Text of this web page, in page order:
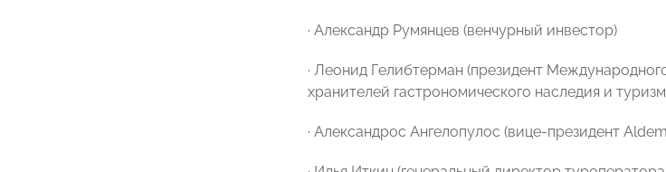
· Александр Румянцев (венчурный инвестор)
· Леонид Гелибтерман (президент
хранителей гастрономического наследия и
· Александрос Ангелопулос (вице-президент